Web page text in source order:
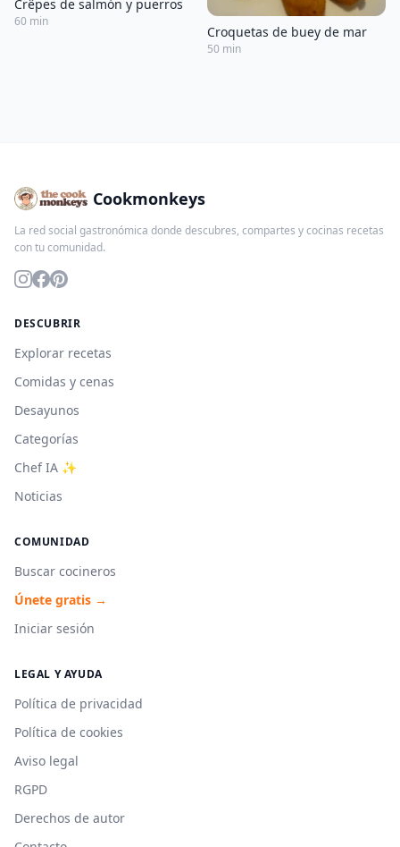
Crêpes de salmón y puerros
60 min
Croquetas de buey de mar
50 min
Cookmonkeys
La red social gastronómica donde descubres, compartes y cocinas recetas
con tu comunidad.
DESCUBRIR
Explorar recetas
Comidas y cenas
Desayunos
Categorías
Chef IA ✨
Noticias
COMUNIDAD
Buscar cocineros
Únete gratis →
Iniciar sesión
LEGAL Y AYUDA
Política de privacidad
Política de cookies
Aviso legal
RGPD
Derechos de autor